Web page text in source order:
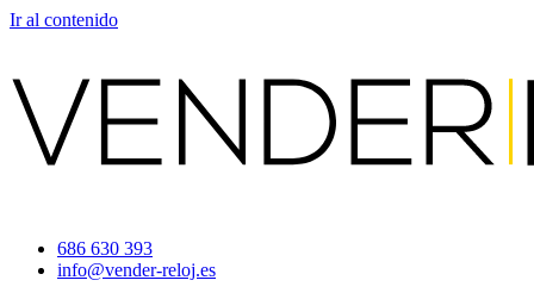
Ir al contenido
686 630 393
info@vender-reloj.es